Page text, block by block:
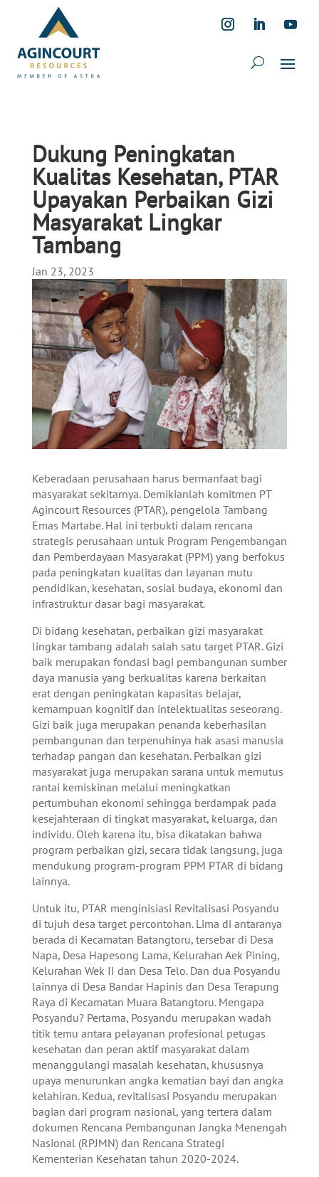
Dukung Peningkatan
Kualitas Kesehatan, PTAR
Upayakan Perbaikan Gizi
Masyarakat Lingkar
Tambang
Jan 23, 2023
Keberadaan perusahaan harus bermanfaat bagi
masyarakat sekitarnya. Demikianlah komitmen PT
Agincourt Resources (PTAR), pengelola Tambang
Emas Martabe. Hal ini terbukti dalam rencana
strategis perusahaan untuk Program Pengembangan
dan Pemberdayaan Masyarakat (PPM) yang berfokus
pada peningkatan kualitas dan layanan mutu
pendidikan, kesehatan, sosial budaya, ekonomi dan
infrastruktur dasar bagi masyarakat.
Di bidang kesehatan, perbaikan gizi masyarakat
lingkar tambang adalah salah satu target PTAR. Gizi
baik merupakan fondasi bagi pembangunan sumber
daya manusia yang berkualitas karena berkaitan
erat dengan peningkatan kapasitas belajar,
kemampuan kognitif dan intelektualitas seseorang.
Gizi baik juga merupakan penanda keberhasilan
pembangunan dan terpenuhinya hak asasi manusia
terhadap pangan dan kesehatan. Perbaikan gizi
masyarakat juga merupakan sarana untuk memutus
rantai kemiskinan melalui meningkatkan
pertumbuhan ekonomi sehingga berdampak pada
kesejahteraan di tingkat masyarakat, keluarga, dan
individu. Oleh karena itu, bisa dikatakan bahwa
program perbaikan gizi, secara tidak langsung, juga
mendukung program-program PPM PTAR di bidang
lainnya.
Untuk itu, PTAR menginisiasi Revitalisasi Posyandu
di tujuh desa target percontohan. Lima di antaranya
berada di Kecamatan Batangtoru, tersebar di Desa
Napa, Desa Hapesong Lama, Kelurahan Aek Pining,
Kelurahan Wek II dan Desa Telo. Dan dua Posyandu
lainnya di Desa Bandar Hapinis dan Desa Terapung
Raya di Kecamatan Muara Batangtoru. Mengapa
Posyandu? Pertama, Posyandu merupakan wadah
titik temu antara pelayanan profesional petugas
kesehatan dan peran aktif masyarakat dalam
menanggulangi masalah kesehatan, khususnya
upaya menurunkan angka kematian bayi dan angka
kelahiran. Kedua, revitalisasi Posyandu merupakan
bagian dari program nasional, yang tertera dalam
dokumen Rencana Pembangunan Jangka Menengah
Nasional (RPJMN) dan Rencana Strategi
Kementerian Kesehatan tahun 2020-2024.